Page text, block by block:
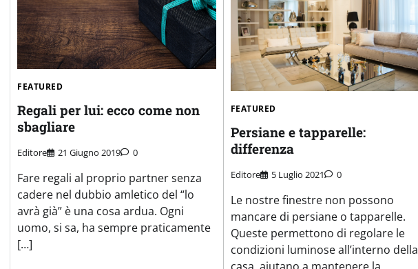
FEATURED
Regali per lui: ecco come non
sbagliare
Editore 21 Giugno 2019 0
Fare regali al proprio partner senza
cadere nel dubbio amletico del “lo
avrà già” è una cosa ardua. Ogni
uomo, si sa, ha sempre praticamente
[…]
FEATURED
Persiane e tapparelle:
differenza
Editore 5 Luglio 2021 0
Le nostre finestre non possono
mancare di persiane o tapparelle.
Queste permettono di regolare le
condizioni luminose all’interno della